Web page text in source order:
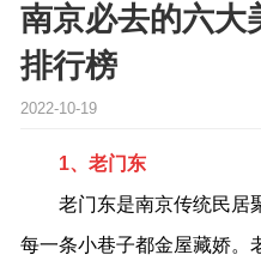
南京必去的六大
排行榜
2022-10-19
1、老门东
老门东是南京传统民居聚
每一条小巷子都金屋藏娇。